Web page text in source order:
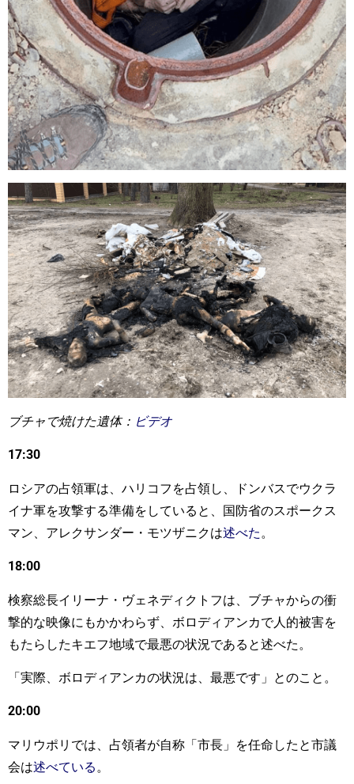
ブチャで焼けた遺体： ビデオ
17:30
ロシアの占領軍は、ハリコフを占領し、ドンバスでウクラ
イナ軍を攻撃する準備をしていると、国防省のスポークス
マン、アレクサンダー・モツザニクは述べた 。
18:00
検察総長イリーナ・ヴェネディクトフは、ブチャからの衝
撃的な映像にもかかわらず、ボロディアンカで人的被害を
もたらしたキエフ地域で最悪の状況であると述べた。
「実際、ボロディアンカの状況は、最悪です」とのこと。
20:00
マリウポリでは、占領者が自称「市長」を任命したと市議
会は述べている 。